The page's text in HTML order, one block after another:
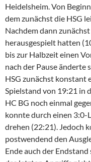
Heidelsheim. Von
dem zunächst die HSG
Nachdem dann
herausgespielt hatten
bis zur Halbzeit einen
nach der Pause änderte
HSG zunächst konstant
Spielstand von 19:21 in
HC BG noch einmal
konnte durch einen 3:0-
drehen (22:21). Jedoch
postwendend den
Ende auch der